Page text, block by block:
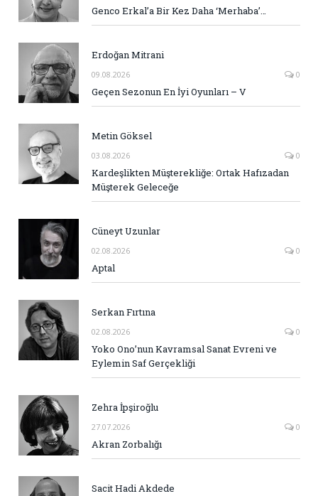
Genco Erkal’a Bir Kez Daha ‘Merhaba’…
Erdoğan Mitrani
09.08.2026 0
Geçen Sezonun En İyi Oyunları – V
Metin Göksel
03.08.2026 0
Kardeşlikten Müşterekliğe: Ortak Hafızadan
Müşterek Geleceğe
Cüneyt Uzunlar
02.08.2026 0
Aptal
Serkan Fırtına
02.08.2026 0
Yoko Ono’nun Kavramsal Sanat Evreni ve
Eylemin Saf Gerçekliği
Zehra İpşiroğlu
27.07.2026 0
Akran Zorbalığı
Sacit Hadi Akdede